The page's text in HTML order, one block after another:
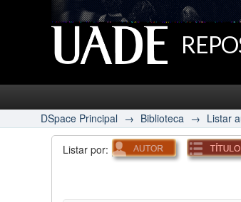
DSpace Principal → Biblioteca → Listar
Listar por: